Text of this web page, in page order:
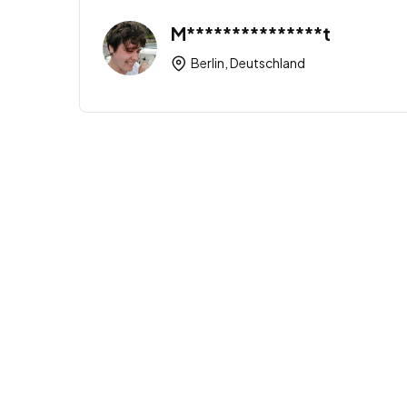
M***************t
Berlin, Deutschland